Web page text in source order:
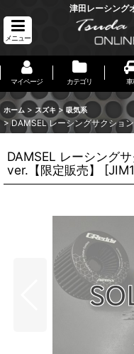
津田レーシング
メニュー
マイページ カテゴリ 車
ホーム > スズキ > 吸気系
> DAMSEL レーシングサクショ
DAMSEL レーシング
ver.【限定販売】
[